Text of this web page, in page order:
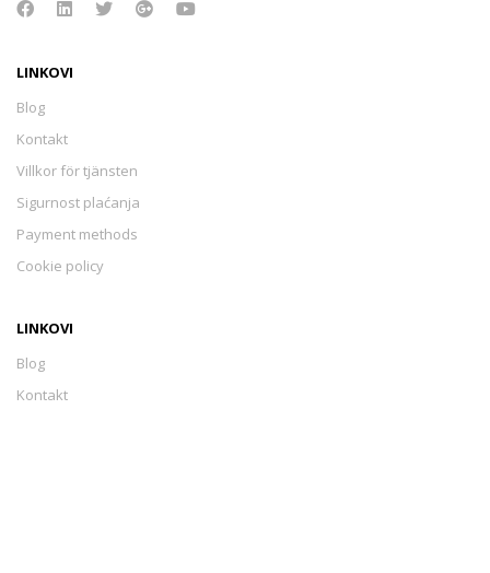
LINKOVI
Blog
Kontakt
Villkor för tjänsten
Sigurnost plaćanja
Payment methods
Cookie policy
LINKOVI
Blog
Kontakt